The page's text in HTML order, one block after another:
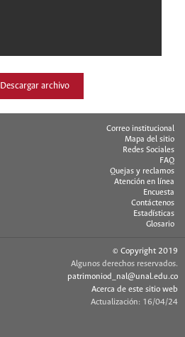
Descargar archivo
Correo institucional
Mapa del sitio
Redes Sociales
FAQ
Quejas y reclamos
Atención en línea
Encuesta
Contáctenos
Estadísticas
Glosario
© Copyright 2019
Algunos derechos reservados.
patrimoniod_nal@unal.edu.co
Acerca de este sitio web
Actualización: 16/04/24